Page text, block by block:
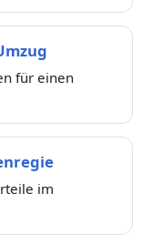
für einen
im